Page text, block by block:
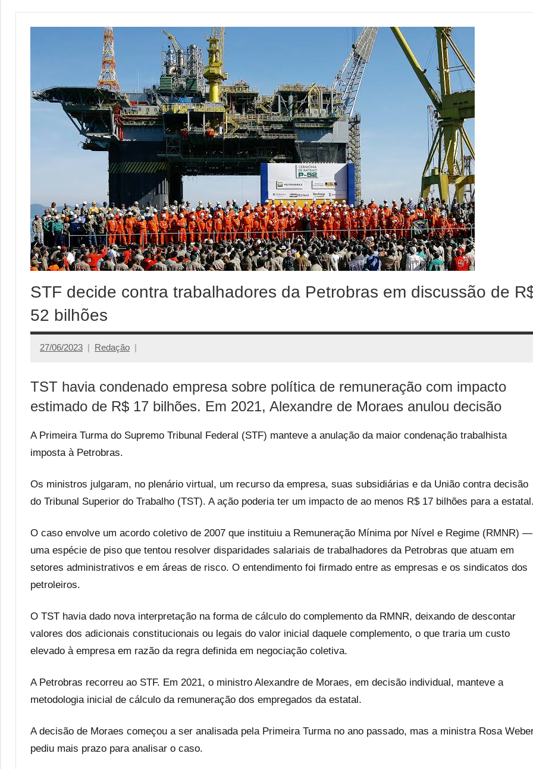
STF decide contra trabalhadores da Petrobras em discussão de
52 bilhões
27/06/2023 Redação
TST havia condenado empresa sobre política de remuneração com impacto
estimado de R$ 17 bilhões. Em 2021, Alexandre de Moraes anulou decisão
A Primeira Turma do Supremo Tribunal Federal (STF) manteve a anulação da maior condenação trabalhista
imposta à Petrobras.
Os ministros julgaram, no plenário virtual, um recurso da empresa, suas subsidiárias e da União contra decisão
do Tribunal Superior do Trabalho (TST). A ação poderia ter um impacto de ao menos R$ 17 bilhões para a
O caso envolve um acordo coletivo de 2007 que instituiu a Remuneração Mínima por Nível e Regime (RMNR) —
uma espécie de piso que tentou resolver disparidades salariais de trabalhadores da Petrobras que atuam em
setores administrativos e em áreas de risco. O entendimento foi firmado entre as empresas e os sindicatos dos
petroleiros.
O TST havia dado nova interpretação na forma de cálculo do complemento da RMNR, deixando de descontar
valores dos adicionais constitucionais ou legais do valor inicial daquele complemento, o que traria um custo
elevado à empresa em razão da regra definida em negociação coletiva.
A Petrobras recorreu ao STF. Em 2021, o ministro Alexandre de Moraes, em decisão individual, manteve a
metodologia inicial de cálculo da remuneração dos empregados da estatal.
A decisão de Moraes começou a ser analisada pela Primeira Turma no ano passado, mas a ministra Rosa
pediu mais prazo para analisar o caso.